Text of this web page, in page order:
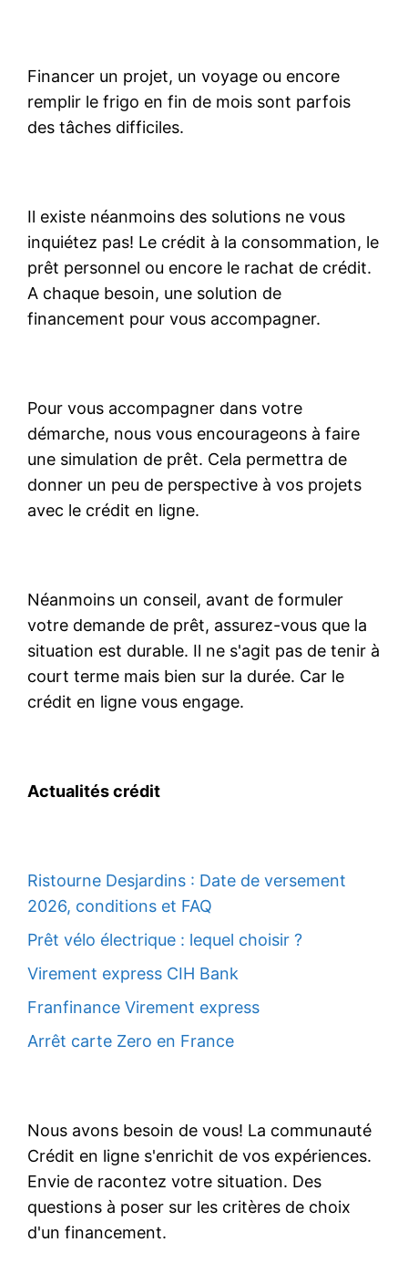
Financer un projet, un voyage ou encore
remplir le frigo en fin de mois sont parfois
des tâches difficiles.
Il existe néanmoins des solutions ne vous
inquiétez pas! Le crédit à la consommation, le
prêt personnel ou encore le rachat de crédit.
A chaque besoin, une solution de
financement pour vous accompagner.
Pour vous accompagner dans votre
démarche, nous vous encourageons à faire
une simulation de prêt. Cela permettra de
donner un peu de perspective à vos projets
avec le crédit en ligne.
Néanmoins un conseil, avant de formuler
votre demande de prêt, assurez-vous que la
situation est durable. Il ne s'agit pas de tenir à
court terme mais bien sur la durée. Car le
crédit en ligne vous engage.
Actualités crédit
Ristourne Desjardins : Date de versement
2026, conditions et FAQ
Prêt vélo électrique : lequel choisir ?
Virement express CIH Bank
Franfinance Virement express
Arrêt carte Zero en France
Nous avons besoin de vous! La communauté
Crédit en ligne s'enrichit de vos expériences.
Envie de racontez votre situation. Des
questions à poser sur les critères de choix
d'un financement.